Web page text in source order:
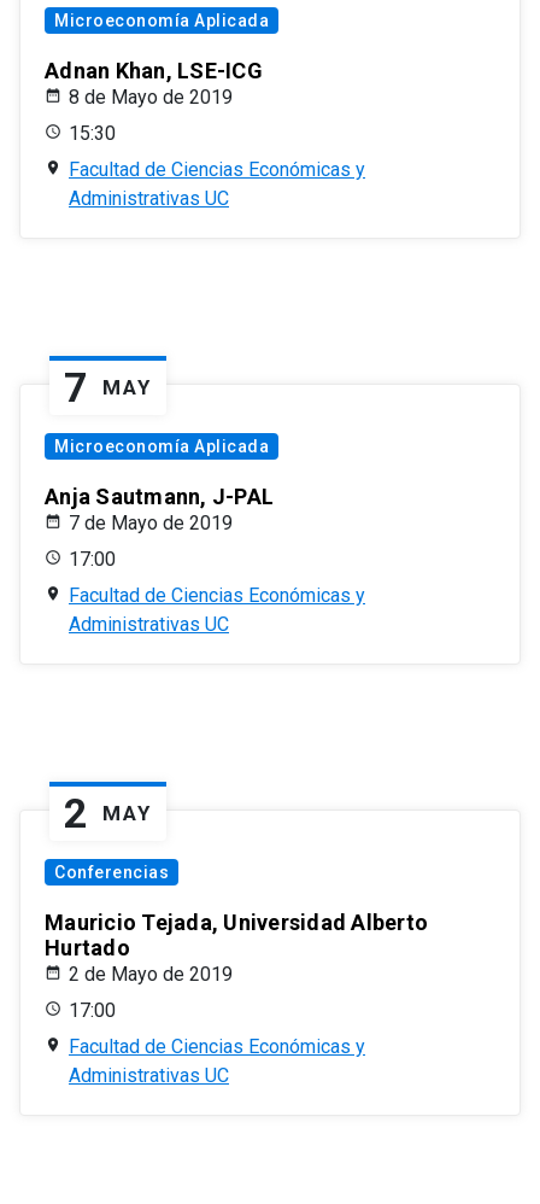
Microeconomía Aplicada
Adnan Khan, LSE-ICG
8 de Mayo de 2019
15:30
Facultad de Ciencias Económicas y
Administrativas UC
7 MAY
Microeconomía Aplicada
Anja Sautmann, J-PAL
7 de Mayo de 2019
17:00
Facultad de Ciencias Económicas y
Administrativas UC
2 MAY
Conferencias
Mauricio Tejada, Universidad Alberto
Hurtado
2 de Mayo de 2019
17:00
Facultad de Ciencias Económicas y
Administrativas UC